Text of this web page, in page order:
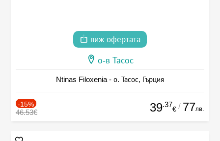
виж офертата
о-в Тасос
Ntinas Filoxenia - о. Тасос, Гърция
-15%
46.53€ 39.37
€ / 77лв.